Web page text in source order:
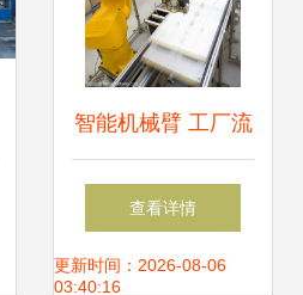
智能机械臂 工厂流
水线的革新引擎与
研发挑战
查看详情
更新时间：2026-08-06
03:40:16